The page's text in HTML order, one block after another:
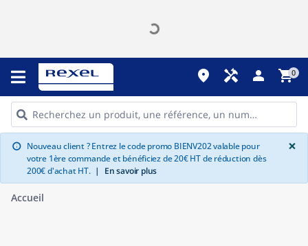
place handyman person shopping_cart0
info Nouveau client ? Entrez le code promo BIENV202 valable pour
votre 1ère commande et bénéficiez de 20€ HT de réduction dès
200€ d'achat HT. | En savoir plus
×
Accueil